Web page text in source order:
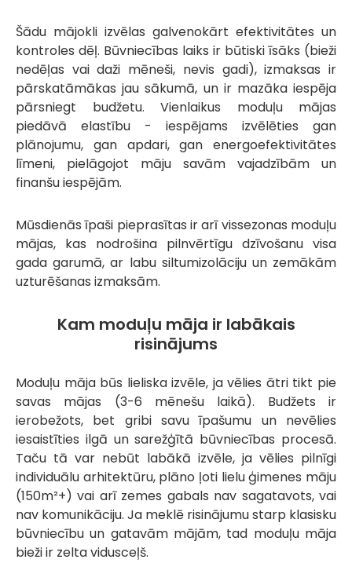
Šādu mājokli izvēlas galvenokārt efektivitātes un
kontroles dēļ. Būvniecības laiks ir būtiski īsāks (bieži
nedēļas vai daži mēneši, nevis gadi), izmaksas ir
pārskatāmākas jau sākumā, un ir mazāka iespēja
pārsniegt budžetu. Vienlaikus moduļu mājas
piedāvā elastību - iespējams izvēlēties gan
plānojumu, gan apdari, gan energoefektivitātes
līmeni, pielāgojot māju savām vajadzībām un
finanšu iespējām.
Mūsdienās īpaši pieprasītas ir arī vissezonas moduļu
mājas, kas nodrošina pilnvērtīgu dzīvošanu visa
gada garumā, ar labu siltumizolāciju un zemākām
uzturēšanas izmaksām.
Kam moduļu māja ir labākais
risinājums
Moduļu māja būs lieliska izvēle, ja vēlies ātri tikt pie
savas mājas (3-6 mēnešu laikā). Budžets ir
ierobežots, bet gribi savu īpašumu un nevēlies
iesaistīties ilgā un sarežģītā būvniecības procesā.
Taču tā var nebūt labākā izvēle, ja vēlies pilnīgi
individuālu arhitektūru, plāno ļoti lielu ģimenes māju
(150m²+) vai arī zemes gabals nav sagatavots, vai
nav komunikāciju. Ja meklē risinājumu starp klasisku
būvniecību un gatavām mājām, tad moduļu māja
bieži ir zelta vidusceļš.